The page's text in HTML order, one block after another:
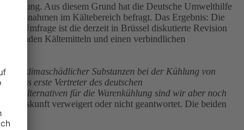
Kühlung. Aus diesem Grund hat die Deutsche Umwelthilfe
im Kältebereich befragt. Das Ergebnis: Die
die Umfrage ist die derzeit in Brüssel diskutierte Revision
Kältemitteln und einen verbindlichen
klimaschädlicher Substanzen bei der Kühlung von
dass erste Vertreter des deutschen
Alternativen für die Warenkühlung sind wir aber noch
Auskunft verweigert oder nicht geantwortet. Die beiden